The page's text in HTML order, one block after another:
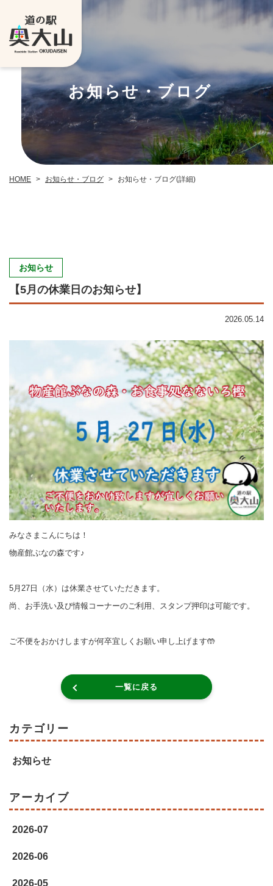
お知らせ・ブログ
HOME > お知らせ・ブログ > お知らせ・ブログ(詳細)
お知らせ
【5月の休業日のお知らせ】
2026.05.14
みなさまこんにちは！
物産館ぶなの森です♪
5月27日（水）は休業させていただきます。
尚、お手洗い及び情報コーナーのご利用、スタンプ押印は可能です。
ご不便をおかけしますが何卒宜しくお願い申し上げます🤲
一覧に戻る
カテゴリー
お知らせ
アーカイブ
2026-07
2026-06
2026-05